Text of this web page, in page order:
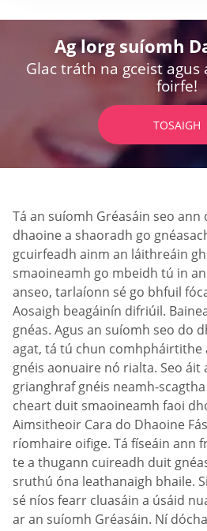
Ag lorg suíomh
Glac tráth na gceist agus
foirfe!
TOSAIGH
Tá an suíomh Gréasáin seo
dhaoine a shaoradh go
gcuirfeadh ainm an láithreáin
smaoineamh go mbeidh tú in
anseo, tarlaíonn sé go bhfuil
Aosaigh beagáinín difriúil.
gnéas. Agus an suíomh seo do
agat, tá tú chun comhpháirtithe
gnéis aonuaire nó rialta. Seo
grianghraf gnéis neamh-
cheart duit smaoineamh faoi
Aimsitheoir Cara do Dhaoine
ríomhaire oifige. Tá físeáin ann
te a thugann cuireadh duit
sruthú óna leathanaigh bhaile.
sé níos fearr cluasáin a úsáid
ar an suíomh Gréasáin. Ní